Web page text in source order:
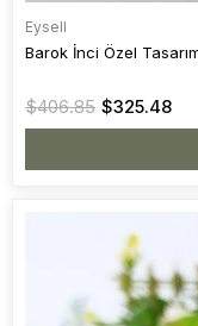
Eysell
Barok İnci Özel
$325.48
$406.85